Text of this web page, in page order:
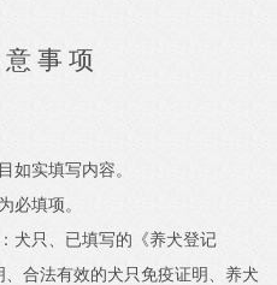
意 事 项
如实填写内容。
必填项。
犬只、已填写的《养犬登记
合法有效的犬只免疫证明、养犬